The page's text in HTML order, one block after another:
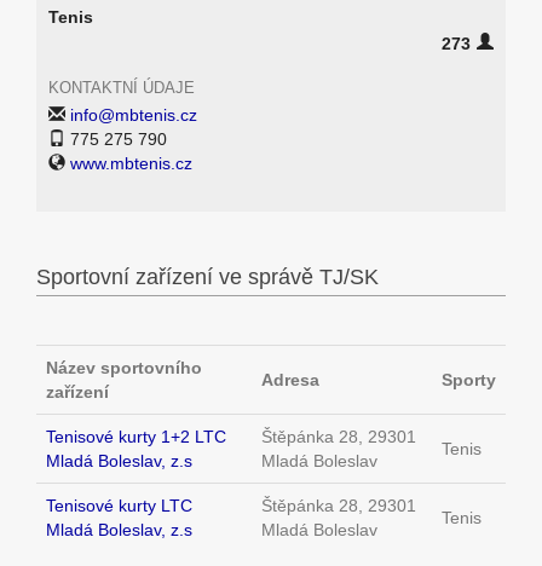
Tenis
273
KONTAKTNÍ ÚDAJE
info@mbtenis.cz
775 275 790
www.mbtenis.cz
Sportovní zařízení ve správě TJ/SK
Název sportovního
zařízení
Adresa Sporty
Tenisové kurty 1+2 LTC
Mladá Boleslav, z.s
Štěpánka 28, 29301
Mladá Boleslav
Tenis
Tenisové kurty LTC
Mladá Boleslav, z.s
Štěpánka 28, 29301
Mladá Boleslav
Tenis